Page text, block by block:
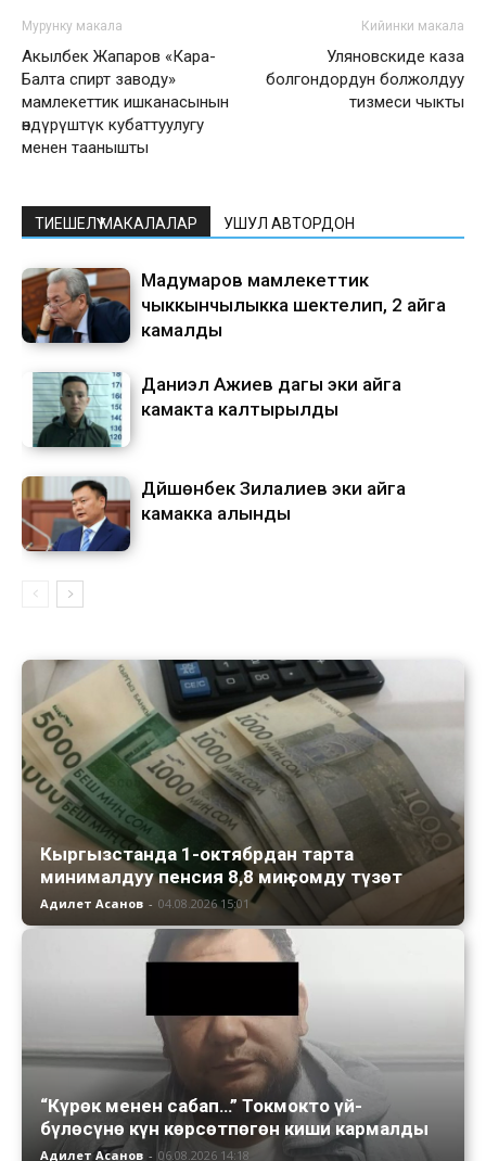
Мурунку макала
Акылбек Жапаров «Кара-
Балта спирт заводу»
мамлекеттик ишканасынын
өндүрүштүк кубаттуулугу
менен таанышты
Кийинки макала
Уляновскиде каза
болгондордун болжолдуу
тизмеси чыкты
ТИЕШЕЛҮҮ МАКАЛАЛАР УШУЛ АВТОРДОН
Мадумаров мамлекеттик
чыккынчылыкка шектелип, 2 айга
камалды
Даниэл Ажиев дагы эки айга
камакта калтырылды
Дүйшөнбек Зилалиев эки айга
камакка алынды
Кыргызстанда 1-октябрдан тарта
минималдуу пенсия 8,8 миң сомду түзөт
Адилет Асанов - 04.08.2026 15:01
“Күрөк менен сабап…” Токмокто үй-
бүлөсүнө күн көрсөтпөгөн киши кармалды
Адилет Асанов - 06.08.2026 14:18